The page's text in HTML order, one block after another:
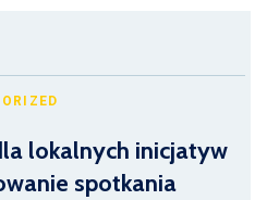
lokalnych inicjatyw
spotkania